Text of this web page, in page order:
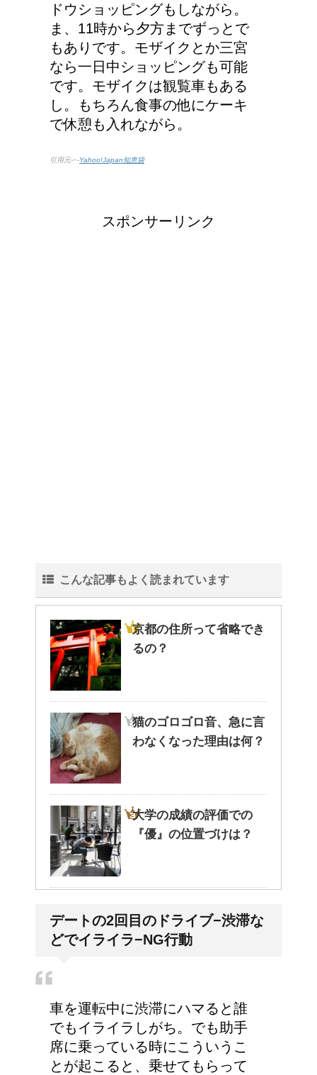
ドウショッピングもしながら。
ま、11時から夕方までずっとで
もありです。モザイクとか三宮
なら一日中ショッピングも可能
です。モザイクは観覧車もある
し。もちろん食事の他にケーキ
で休憩も入れながら。
引用元-−-Yahoo!Japan知恵袋
スポンサーリンク
こんな記事もよく読まれています
京都の住所って省略でき
るの？
猫のゴロゴロ音、急に言
わなくなった理由は何？
大学の成績の評価での
『優』の位置づけは？
の違和感の原因は「肩こ
り」？！
デートの2回目のドライブ−渋滞な
どでイライラ−NG行動
車を運転中に渋滞にハマると誰
でもイライラしがち。でも助手
席に乗っている時にこういうこ
とが起こると、乗せてもらって